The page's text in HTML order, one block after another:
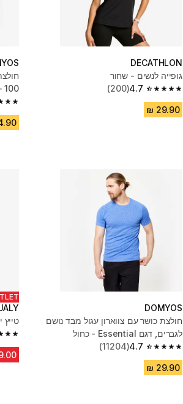
DECATHLON
גופייה לנשים - שחור
4.7
4.7 out of 5 stars from 200 reviews
(200)
100 - לבן
4.5 out of 5 stars from 16276 reviews
DOMYOS
חולצת כושר עם צווארון עגול מבד נושם
לגברים, דגם Essential - כחול
4.7
4.7 out of 5 stars from 11204 reviews
(11204)
טייץ
4.5 out of 5 stars from 164 reviews